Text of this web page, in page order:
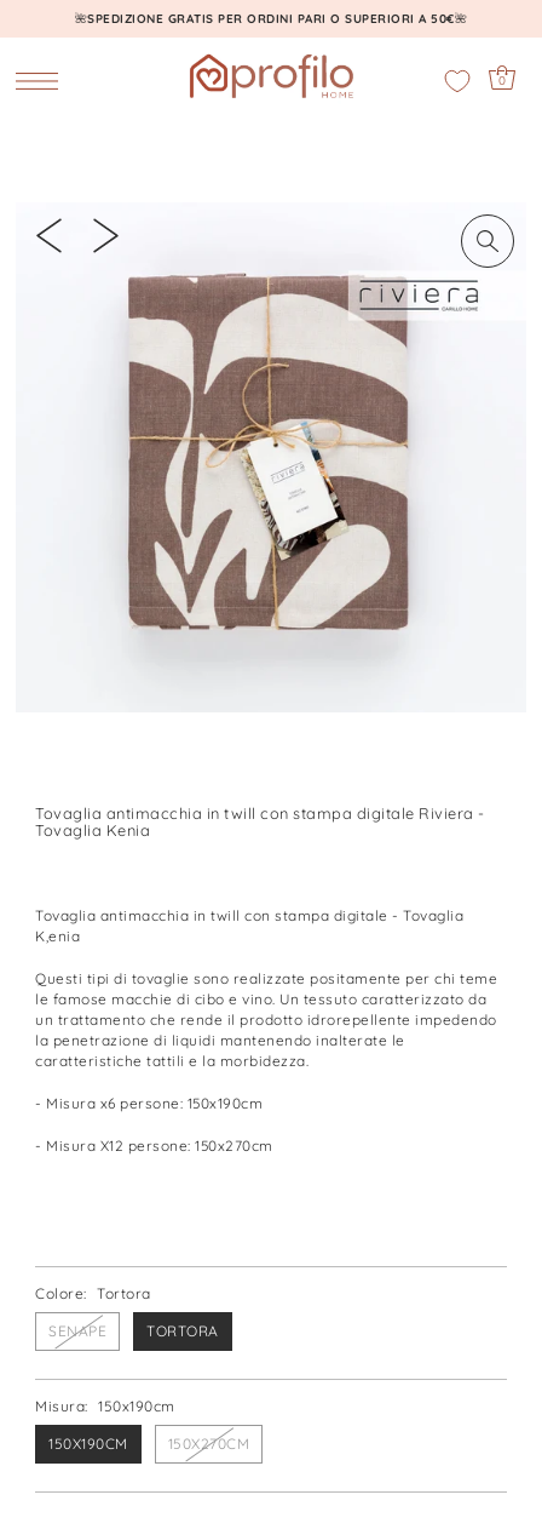
🌺SPEDIZIONE GRATIS PER ORDINI PARI O SUPERIORI A 50€🌺
0
Tovaglia antimacchia in twill con stampa digitale Riviera -
Tovaglia Kenia
Tovaglia antimacchia in twill con stampa digitale - Tovaglia
K,enia
Questi tipi di tovaglie sono realizzate positamente per chi teme
le famose macchie di cibo e vino. Un tessuto caratterizzato da
un trattamento che rende il prodotto idrorepellente impedendo
la penetrazione di liquidi mantenendo inalterate le
caratteristiche tattili e la morbidezza.
- Misura x6 persone: 150x190cm
- Misura X12 persone: 150x270cm
Colore: Tortora
SENAPE TORTORA
Misura: 150x190cm
150X190CM 150X270CM